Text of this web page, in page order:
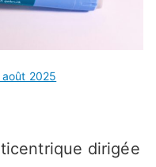
août 2025
dirigée